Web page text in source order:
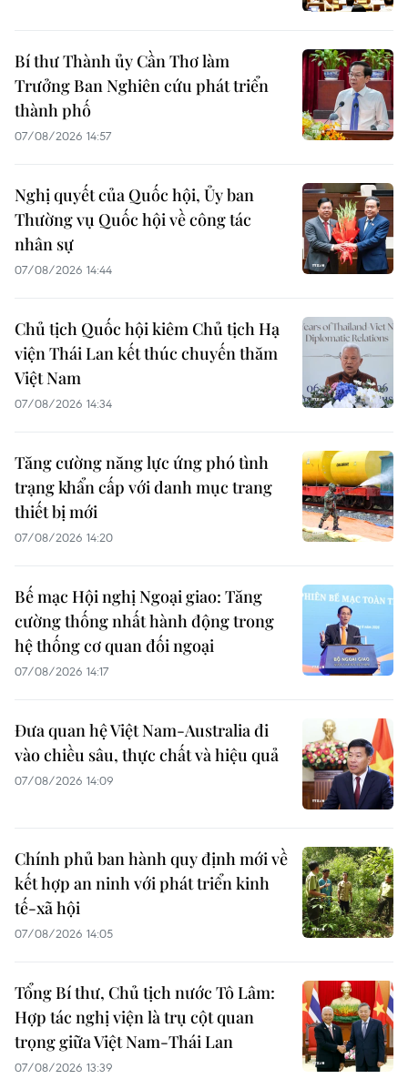
Bí thư Thành ủy Cần Thơ làm
Trưởng Ban Nghiên cứu phát triển
thành phố
07/08/2026 14:57
Nghị quyết của Quốc hội, Ủy ban
Thường vụ Quốc hội về công tác
nhân sự
07/08/2026 14:44
Chủ tịch Quốc hội kiêm Chủ tịch Hạ
viện Thái Lan kết thúc chuyến thăm
Việt Nam
07/08/2026 14:34
Tăng cường năng lực ứng phó tình
trạng khẩn cấp với danh mục trang
thiết bị mới
07/08/2026 14:20
Bế mạc Hội nghị Ngoại giao: Tăng
cường thống nhất hành động trong
hệ thống cơ quan đối ngoại
07/08/2026 14:17
Đưa quan hệ Việt Nam-Australia đi
vào chiều sâu, thực chất và hiệu quả
07/08/2026 14:09
Chính phủ ban hành quy định mới về
kết hợp an ninh với phát triển kinh
tế-xã hội
07/08/2026 14:05
Tổng Bí thư, Chủ tịch nước Tô Lâm:
Hợp tác nghị viện là trụ cột quan
trọng giữa Việt Nam-Thái Lan
07/08/2026 13:39